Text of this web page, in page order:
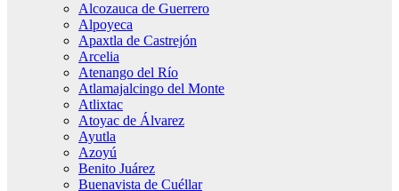
Alcozauca de Guerrero
Alpoyeca
Apaxtla de Castrejón
Arcelia
Atenango del Río
Atlamajalcingo del Monte
Atlixtac
Atoyac de Álvarez
Ayutla
Azoyú
Benito Juárez
Buenavista de Cuéllar